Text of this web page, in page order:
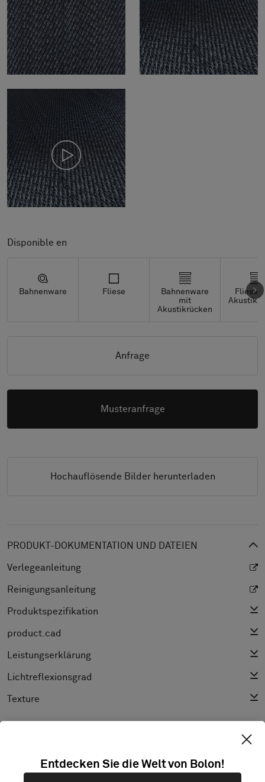
Disponible en
Bahnenware Fliese
Bahnenware
mit
Akustikrücken
Fliesen
Anfrage
Musteranfrage
Hochauflösende Bilder herunterladen
PRODUKT-DOKUMENTATION UND DATEIEN
Verlegeanleitung
Reinigungsanleitung
Produktspezifikation
product.cad
Leistungserklärung
Lichtreflexionsgrad
Texture
Entdecken Sie die Welt von Bolon!